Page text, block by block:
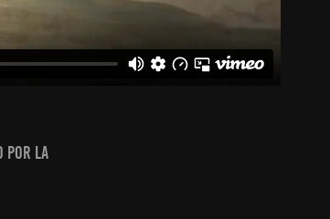
por la